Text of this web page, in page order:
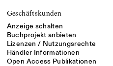
Geschäftskunden
Anzeige schalten
Buchprojekt anbieten
Lizenzen / Nutzungsrechte
Händler Informationen
Open Access Publikationen